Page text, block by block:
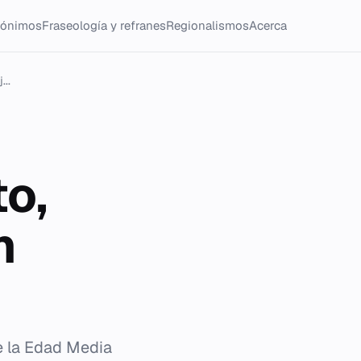
Fraseología y refranesRegionalismosAcerca
Edad Media